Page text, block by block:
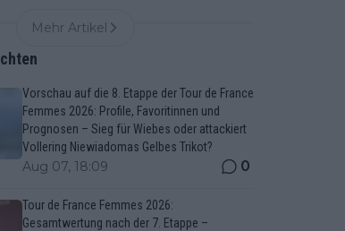
Mehr Artikel
Vorschau auf die 8. Etappe der Tour de France
Femmes 2026: Profile, Favoritinnen und
Prognosen – Sieg für Wiebes oder attackiert
Vollering Niewiadomas Gelbes Trikot?
Aug 07, 18:09 0
Tour de France Femmes 2026:
Gesamtwertung nach der 7. Etappe –